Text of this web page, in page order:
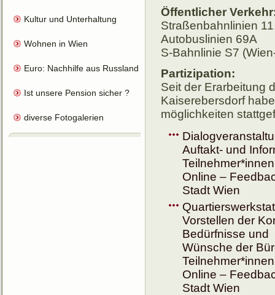
Kultur und Unterhaltung
Wohnen in Wien
Euro: Nachhilfe aus Russland für HC
Ist unsere Pension sicher ?
diverse Fotogalerien
Öffentlicher
Straßenbahnlinien
Autobuslinien 69A
S-Bahnlinie S7
Partizipation:
Seit der Erarbeitung
Kaiser­ebers­dorf
mögl­ich­keiten
Auftakt- und
Teilnehmer*innen
Online –
Stadt Wien
Vorstellen der
Bedürfnisse und
Wünsche der
Teilnehmer*innen
Online –
Stadt Wien